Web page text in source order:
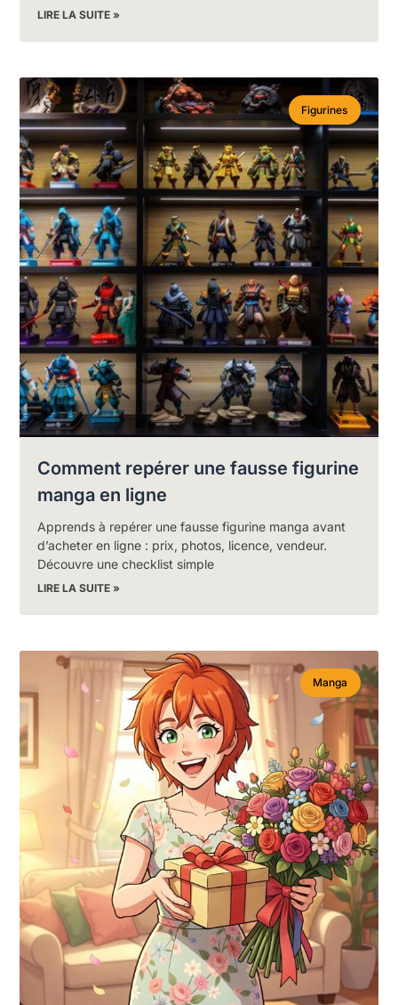
LIRE LA SUITE »
Figurines
Comment repérer une fausse figurine
manga en ligne
Apprends à repérer une fausse figurine manga avant
d’acheter en ligne : prix, photos, licence, vendeur.
Découvre une checklist simple
LIRE LA SUITE »
Manga